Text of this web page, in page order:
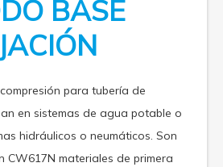
BASE
para tubería de
en sistemas de agua potable o
hidráulicos o neumáticos. Son
CW617N materiales de primera